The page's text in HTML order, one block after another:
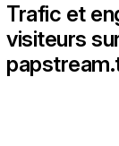
Trafic et
visiteurs